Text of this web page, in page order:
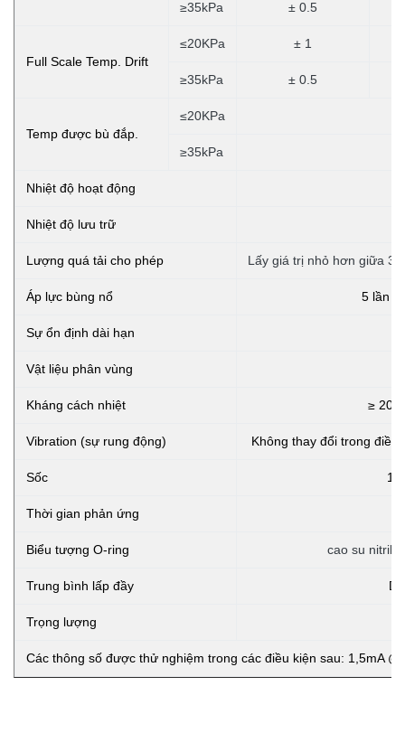
≥35kPa ± 0.5
Full Scale Temp. Drift
≤20KPa ± 1
≥35kPa ± 0.5
Temp được bù đắp.
≤20KPa
≥35kPa
Nhiệt độ hoạt động
Nhiệt độ lưu trữ
Lượng quá tải cho phép Lấy giá trị nhỏ hơn giữa 3
Áp lực bùng nổ 5 lần
Sự ổn định dài hạn
Vật liệu phân vùng
Kháng cách nhiệt ≥
Vibration (sự rung động) Không thay đổi trong điều
Sốc
Thời gian phản ứng
Biểu tượng O-ring cao su nitrile
Trung bình lấp đầy
Trọng lượng
Các thông số được thử nghiệm trong các điều kiện sau: 1,5mA @